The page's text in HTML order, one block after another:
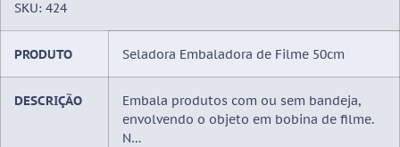
SKU: 424
PRODUTO Seladora Embaladora de Filme 50cm
DESCRIÇÃO
Embala produtos com ou sem bandeja,
envolvendo o objeto em bobina de filme.
N…